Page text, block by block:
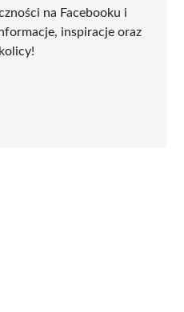
na Facebooku i
inspiracje oraz